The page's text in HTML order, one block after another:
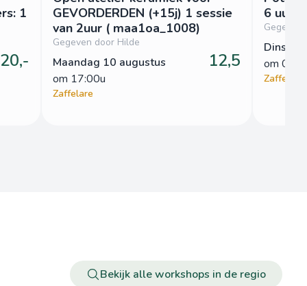
1
GEVORDERDEN (+15j) 1 sessie
van 2uur ( maa1oa_1008)
Gegeven door Hilde
Maandag 10 augustus
om 17:00u
12,5
Zaffelare
6 uur
Gegeven
om
Zaffelare
Bekijk alle workshops in de regio